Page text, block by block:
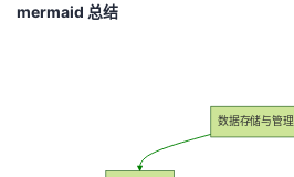
mermaid 总结
数据存储与管理